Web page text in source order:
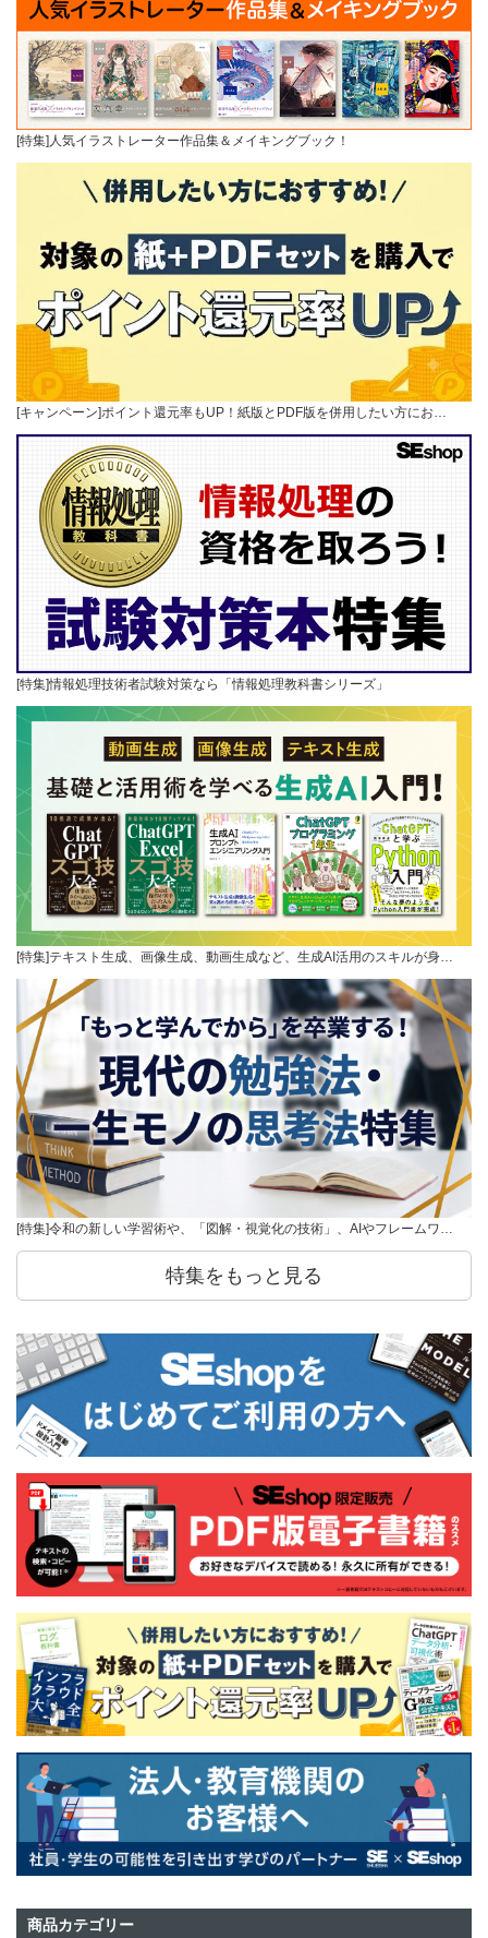
[特集]人気イラストレーター作品集＆メイキングブック！
[キャンペーン]ポイント還元率もUP！紙版とPDF版を併用したい方にお…
[特集]情報処理技術者試験対策なら「情報処理教科書シリーズ」
[特集]テキスト生成、画像生成、動画生成など、生成AI活用のスキルが身…
[特集]令和の新しい学習術や、「図解・視覚化の技術」、AIやフレームワ…
特集をもっと見る
商品カテゴリー